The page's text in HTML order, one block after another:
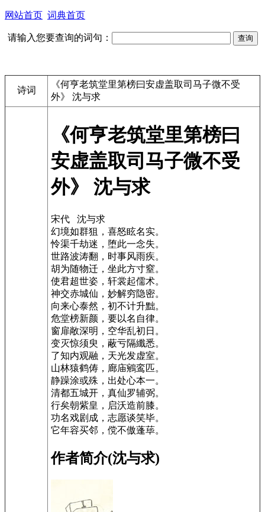
网站首页 词典首页
请输入您要查询的词句：
诗词
《何亨老筑堂里第榜曰安虚盖取司马子微不受
外》 沈与求
《何亨老筑堂里第榜曰
安虚盖取司马子微不受
外》 沈与求
宋代 沈与求
幻境如群狙，喜怒眩名实。
怜渠千劫迷，堕此一念失。
世路波涛翻，时事风雨疾。
胡为随物迁，坐此方寸窒。
使君超世姿，轩裳起儒术。
神交赤城仙，妙解穷隐密。
向来心泰然，初不计升黜。
危堂榜新颜，要以名自律。
窗扉敞深明，空华乱初日。
变灭惊须臾，蔽亏隔纖悉。
了知内观融，天光发虚室。
山林猿鹤俦，廊庙鵷鸾匹。
静躁涂或殊，出处心本一。
清都五城开，真仙罗辅弼。
行矣朝紫皇，启沃造前膝。
功名戏剧成，志愿谈笑毕。
它年容买邻，傥不傲蓬荜。
作者简介(沈与求)